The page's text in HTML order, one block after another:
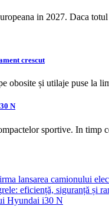
in 2027. Daca
crescut
obosite și utilaje puse la
N
sportive. In timp
lansarea camionului
eficiență, siguranță și
Hyundai i30 N